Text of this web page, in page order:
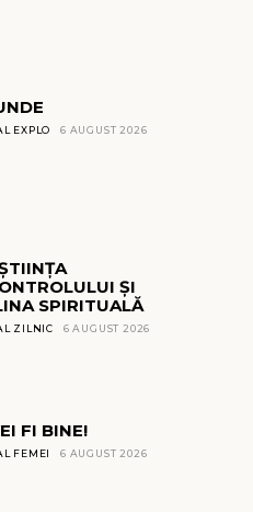
EXPLO 6 AUGUST 2026
ȘI
SPIRITUALĂ
ZILNIC 6 AUGUST 2026
FI BINE!
FEMEI 6 AUGUST 2026